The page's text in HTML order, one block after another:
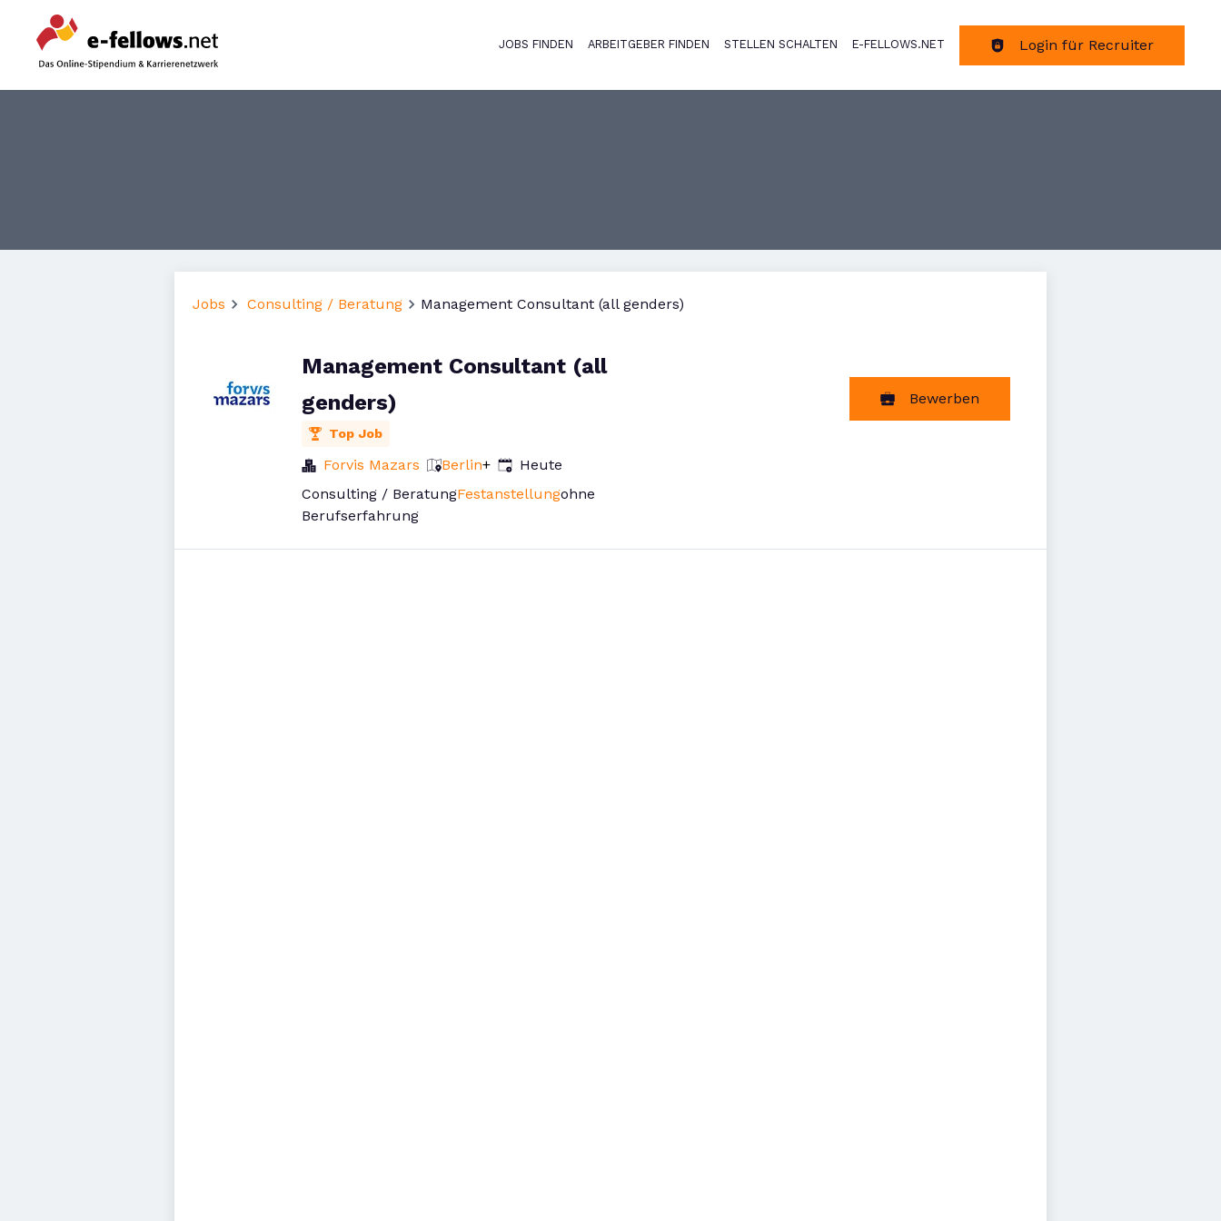
Haupt-Navigation
JOBS FINDEN ARBEITGEBER FINDEN STELLEN SCHALTEN E-FELLOWS.NET Login für Recruiter
Jobs Consulting / Beratung Management Consultant (all genders)
Management Consultant (all
genders)
Top Job
Forvis Mazars Berlin+ Veröffentlicht
Heute
Consulting / BeratungFestanstellungohne
Berufserfahrung
Bewerben